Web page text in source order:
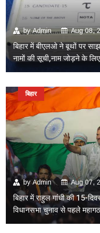
byAdmin Aug 08,
बिहार में बीएलओ ने बूथों पर
नामों की सूची,नाम जोड़ने के
byAdmin Aug 07,
बिहार में राहुल गांधी की 15-
विधानसभा चुनाव से पहले
बिहार